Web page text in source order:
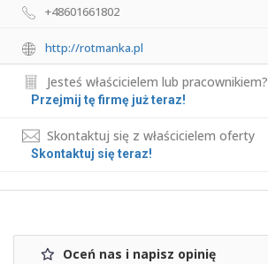
+48601661802
http://rotmanka.pl
Jesteś właścicielem lub pracownikiem?
Przejmij tę firmę już teraz!
Skontaktuj się z właścicielem oferty
Skontaktuj się teraz!
Oceń nas i napisz opinię